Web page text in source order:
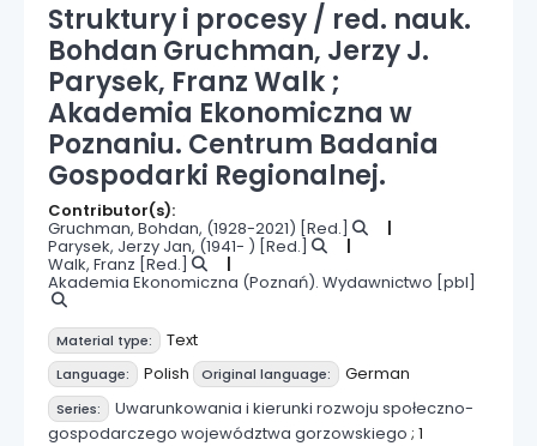
Struktury i procesy / red. nauk.
Bohdan Gruchman, Jerzy J.
Parysek, Franz Walk ;
Akademia Ekonomiczna w
Poznaniu. Centrum Badania
Gospodarki Regionalnej.
Contributor(s):
Gruchman, Bohdan, (1928-2021) [Red.]
Parysek, Jerzy Jan, (1941- ) [Red.]
Walk, Franz [Red.]
Akademia Ekonomiczna (Poznań). Wydawnictwo [pbl]
Material type: Text
Language: Polish Original language: German
Series:
Uwarunkowania i kierunki rozwoju społeczno-
gospodarczego województwa gorzowskiego ; 1